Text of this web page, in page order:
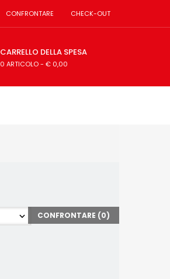
CONFRONTARE CHECK-OUT
CARRELLO DELLA SPESA
0 ARTICOLO- € 0,00
CONFRONTARE (0)